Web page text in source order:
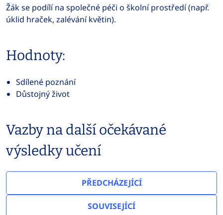
Žák se podílí na společné péči o školní prostředí (např.
úklid hraček, zalévání květin).
Hodnoty:
Sdílené poznání
Důstojný život
Vazby na další očekávané
výsledky učení
PŘEDCHÁZEJÍCÍ
SOUVISEJÍCÍ